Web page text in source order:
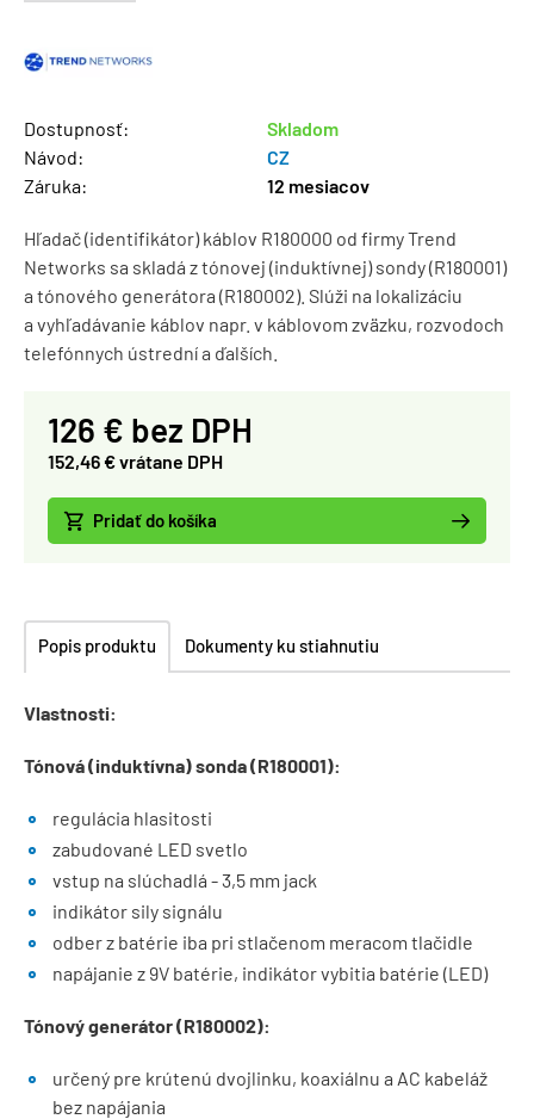
Dostupnosť:
Skladom
Návod:
CZ
Záruka:
12 mesiacov
Hľadač (identifikátor) káblov R180000 od firmy Trend
Networks sa skladá z tónovej (induktívnej) sondy (R180001)
a tónového generátora (R180002). Slúži na lokalizáciu
a vyhľadávanie káblov napr. v káblovom zväzku, rozvodoch
telefónnych ústrední a ďalších.
126 € bez DPH
152,46 € vrátane DPH
Pridať do košíka
Popis produktu Dokumenty ku stiahnutiu
Vlastnosti:
Tónová (induktívna) sonda (R180001):
regulácia hlasitosti
zabudované LED svetlo
vstup na slúchadlá - 3,5 mm jack
indikátor sily signálu
odber z batérie iba pri stlačenom meracom tlačidle
napájanie z 9V batérie, indikátor vybitia batérie (LED)
Tónový generátor (R180002):
určený pre krútenú dvojlinku, koaxiálnu a AC kabeláž
bez napájania